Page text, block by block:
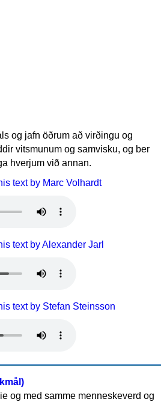
og jafn öðrum að virðingu og
vitsmunum og samvisku, og ber
hverjum við annan.
text by Marc Volhardt
text by Alexander Jarl
text by Stefan Steinsson
og med samme menneskeverd og